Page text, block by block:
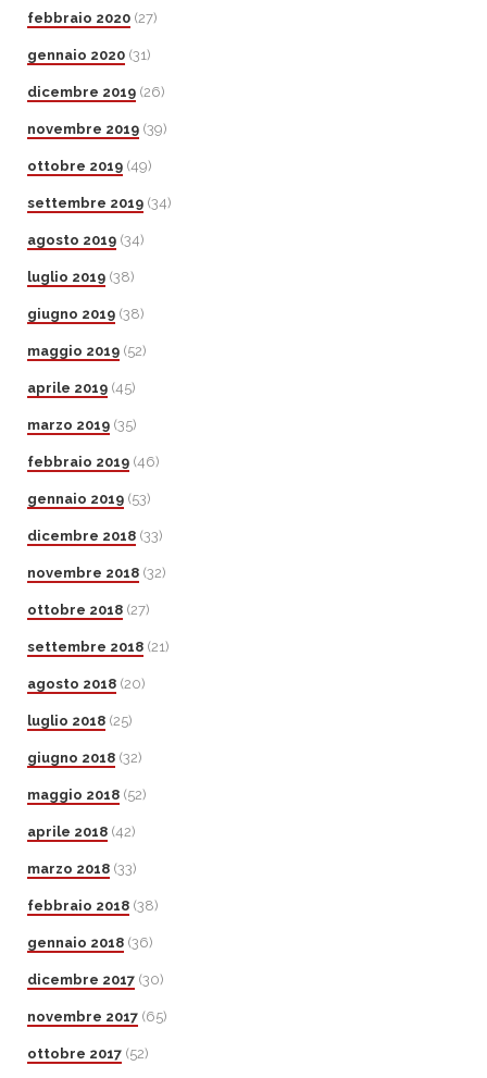
febbraio 2020 (27)
gennaio 2020 (31)
dicembre 2019 (26)
novembre 2019 (39)
ottobre 2019 (49)
settembre 2019 (34)
agosto 2019 (34)
luglio 2019 (38)
giugno 2019 (38)
maggio 2019 (52)
aprile 2019 (45)
marzo 2019 (35)
febbraio 2019 (46)
gennaio 2019 (53)
dicembre 2018 (33)
novembre 2018 (32)
ottobre 2018 (27)
settembre 2018 (21)
agosto 2018 (20)
luglio 2018 (25)
giugno 2018 (32)
maggio 2018 (52)
aprile 2018 (42)
marzo 2018 (33)
febbraio 2018 (38)
gennaio 2018 (36)
dicembre 2017 (30)
novembre 2017 (65)
ottobre 2017 (52)